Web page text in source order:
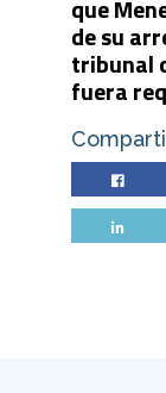
que
de su
tribunal
fuera